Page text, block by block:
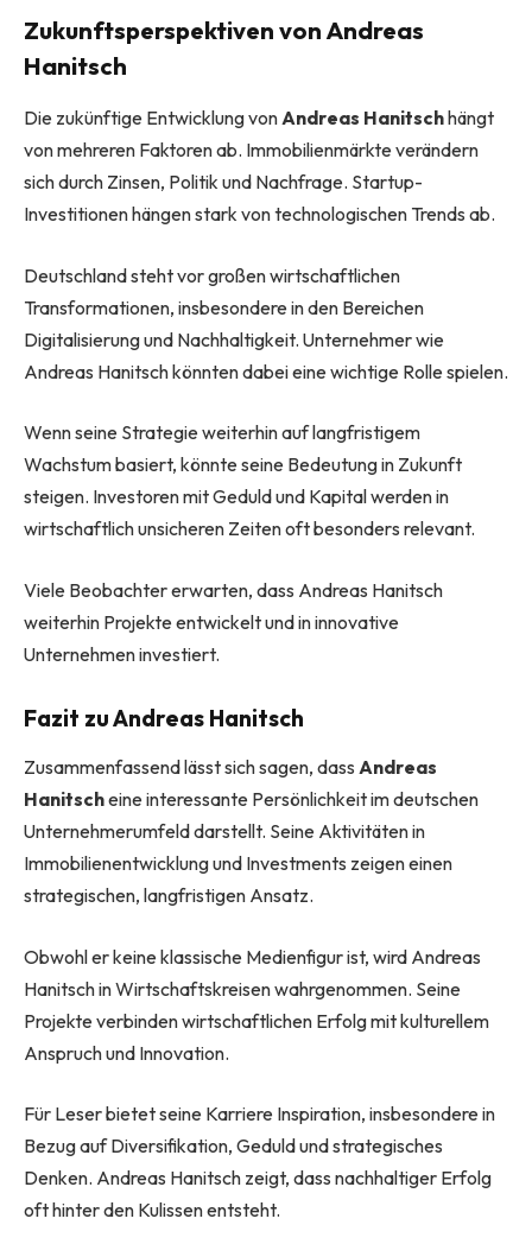
Zukunftsperspektiven von Andreas
Hanitsch
Die zukünftige Entwicklung vonAndreas Hanitschhängt
von mehreren Faktoren ab. Immobilienmärkte verändern
sich durch Zinsen, Politik und Nachfrage. Startup-
Investitionen hängen stark von technologischen Trends ab.
Deutschland steht vor großen wirtschaftlichen
Transformationen, insbesondere in den Bereichen
Digitalisierung und Nachhaltigkeit. Unternehmer wie
Andreas Hanitsch könnten dabei eine wichtige Rolle spielen.
Wenn seine Strategie weiterhin auf langfristigem
Wachstum basiert, könnte seine Bedeutung in Zukunft
steigen. Investoren mit Geduld und Kapital werden in
wirtschaftlich unsicheren Zeiten oft besonders relevant.
Viele Beobachter erwarten, dass Andreas Hanitsch
weiterhin Projekte entwickelt und in innovative
Unternehmen investiert.
Fazit zu Andreas Hanitsch
Zusammenfassend lässt sich sagen, dass Andreas
Hanitscheine interessante Persönlichkeit im deutschen
Unternehmerumfeld darstellt. Seine Aktivitäten in
Immobilienentwicklung und Investments zeigen einen
strategischen, langfristigen Ansatz.
Obwohl er keine klassische Medienfigur ist, wird Andreas
Hanitsch in Wirtschaftskreisen wahrgenommen. Seine
Projekte verbinden wirtschaftlichen Erfolg mit kulturellem
Anspruch und Innovation.
Für Leser bietet seine Karriere Inspiration, insbesondere in
Bezug auf Diversifikation, Geduld und strategisches
Denken. Andreas Hanitsch zeigt, dass nachhaltiger Erfolg
oft hinter den Kulissen entsteht.